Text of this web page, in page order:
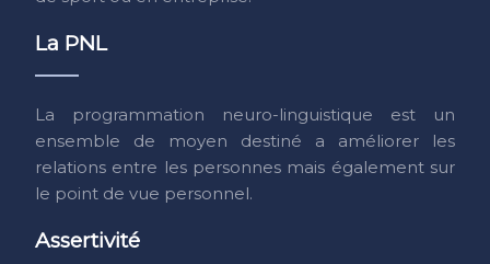
La PNL
La programmation neuro-linguistique est un
ensemble de moyen destiné a améliorer les
relations entre les personnes mais également sur
le point de vue personnel.
Assertivité